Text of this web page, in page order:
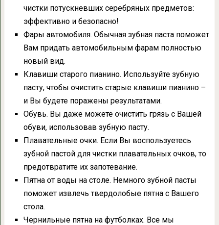
чистки потускневших серебряных предметов:
эффективно и безопасно!
Фары автомобиля. Обычная зубная паста поможет
Вам придать автомобильным фарам полностью
новый вид.
Клавиши старого пианино. Используйте зубную
пасту, чтобы очистить старые клавиши пианино –
и Вы будете поражены результатами.
Обувь. Вы даже можете очистить грязь с Вашей
обуви, использовав зубную пасту.
Плавательные очки. Если Вы воспользуетесь
зубной пастой для чистки плавательных очков, то
предотвратите их запотевание.
Пятна от воды на столе. Немного зубной пасты
поможет извлечь твердолобые пятна с Вашего
стола.
Чернильные пятна на футболках. Все мы